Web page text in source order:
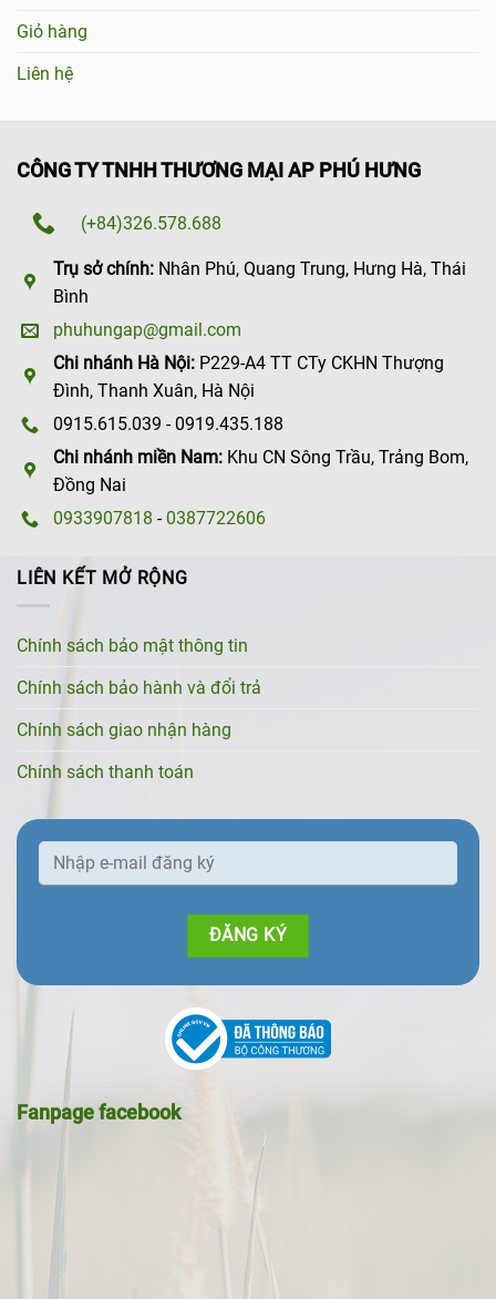
Giỏ hàng
Liên hệ
CÔNG TY TNHH THƯƠNG MẠI AP PHÚ HƯNG
(+84)326.578.688
Trụ sở chính: Nhân Phú, Quang Trung, Hưng Hà, Thái
Bình
phuhungap@gmail.com
Chi nhánh Hà Nội: P229-A4 TT CTy CKHN Thượng
Đình, Thanh Xuân, Hà Nội
0915.615.039 - 0919.435.188
Chi nhánh miền Nam: Khu CN Sông Trầu, Trảng Bom,
Đồng Nai
0933907818 - 0387722606
LIÊN KẾT MỞ RỘNG
Chính sách bảo mật thông tin
Chính sách bảo hành và đổi trả
Chính sách giao nhận hàng
Chính sách thanh toán
Fanpage facebook